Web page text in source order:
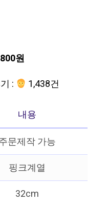
원
:
1,438건
내용
문제작 가능
핑크계열
32cm